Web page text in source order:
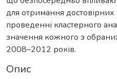
для отримання достовірних
проведенні кластерного
значення кожного з
2008–2012 років.
Опис